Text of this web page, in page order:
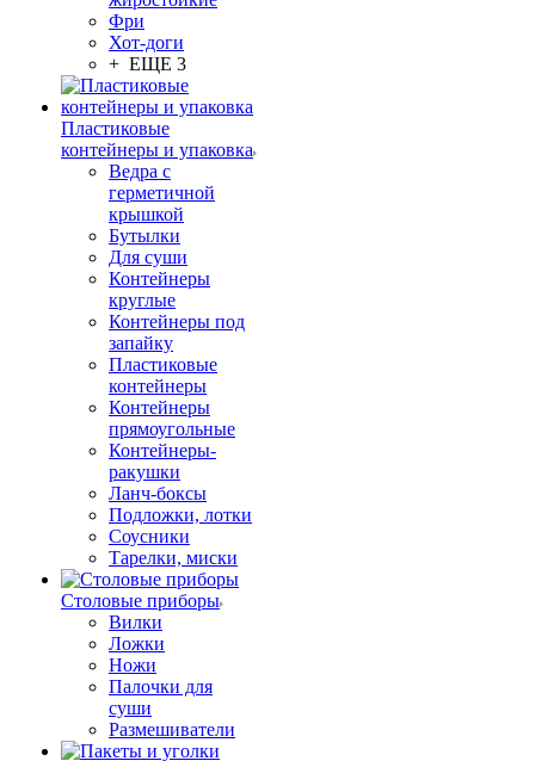
Фри
Хот-доги
+ ЕЩЕ 3
Пластиковые
контейнеры и упаковка
Ведра с
герметичной
крышкой
Бутылки
Для суши
Контейнеры
круглые
Контейнеры под
запайку
Пластиковые
контейнеры
Контейнеры
прямоугольные
Контейнеры-
ракушки
Ланч-боксы
Подложки, лотки
Соусники
Тарелки, миски
Столовые приборы
Вилки
Ложки
Ножи
Палочки для
суши
Размешиватели